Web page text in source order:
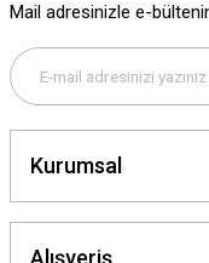
Mail adresinizle e-
Kurumsal